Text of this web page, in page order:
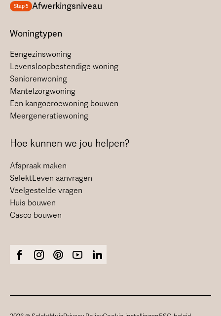
Stap 5 Afwerkingsniveau
Woningtypen
Eengezinswoning
Levensloopbestendige woning
Seniorenwoning
Mantelzorgwoning
Een kangoeroewoning bouwen
Meergeneratiewoning
Hoe kunnen we jou helpen?
Afspraak maken
SelektLeven aanvragen
Veelgestelde vragen
Huis bouwen
Casco bouwen